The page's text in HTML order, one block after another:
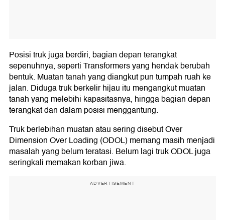
Posisi truk juga berdiri, bagian depan terangkat
sepenuhnya, seperti Transformers yang hendak berubah
bentuk. Muatan tanah yang diangkut pun tumpah ruah ke
jalan. Diduga truk berkelir hijau itu mengangkut muatan
tanah yang melebihi kapasitasnya, hingga bagian depan
terangkat dan dalam posisi menggantung.
Truk berlebihan muatan atau sering disebut Over
Dimension Over Loading (ODOL) memang masih menjadi
masalah yang belum teratasi. Belum lagi truk ODOL juga
seringkali memakan korban jiwa.
ADVERTISEMENT